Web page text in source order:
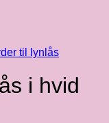
til lynlås
i hvid